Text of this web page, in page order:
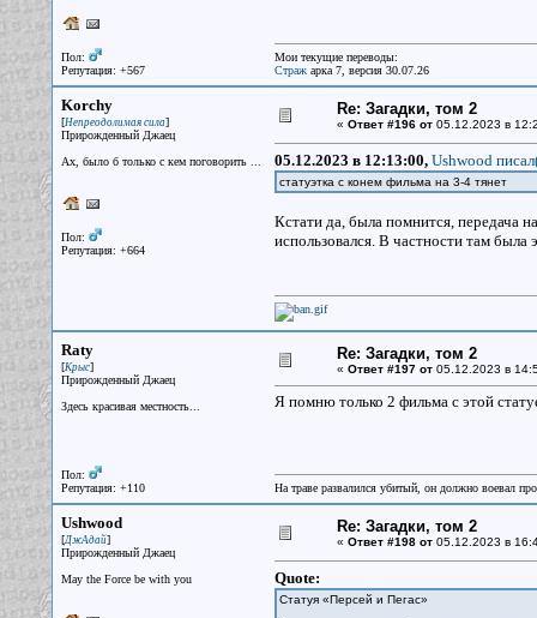
Пол:
Репутация: +567
Мои текущие переводы:
Стражарка 7, версия 30.07.26
Korchy
[Непреодолимая сила]
Прирожденный Джаец
Ах, было б только с кем поговорить ...
Пол:
Репутация: +664
Re: Загадки, том 2
« Ответ #196 от05.12.2023 в
05.12.2023 в 12:13:00, Ushwood
статуэтка с конем фильма на 3-4 тянет
Кстати да, была помнится, передача
использовался. В частности там была
Raty
[Крыс]
Прирожденный Джаец
Здесь красивая местность...
Пол:
Репутация: +110
Re: Загадки, том 2
« Ответ #197 от05.12.2023 в
Я помню только 2 фильма с этой
На траве развалился убитый, он должно воевал
Ushwood
[ДжАдай]
Прирожденный Джаец
May the Force be with you
Re: Загадки, том 2
« Ответ #198 от05.12.2023 в
Quote:
Статуя «Персей и Пегас»